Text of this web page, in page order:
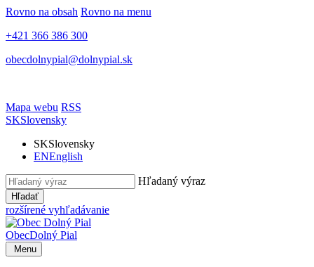
Rovno na obsah Rovno na menu
+421 366 386 300
obecdolnypial@dolnypial.sk
Mapa webu RSS
SKSlovensky
SKSlovensky
ENEnglish
Hľadaný výraz
Hľadať
rozšírené vyhľadávanie
ObecDolný Pial
Menu